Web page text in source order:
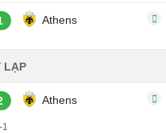
Athens
LẠP
Athens
1